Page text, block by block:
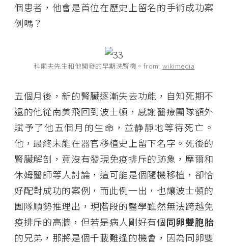
個患者，他會是首位在歷史上留名的手術成功案
例嗎？
科爾夫先生和他開發的早期洗腎機。from: wikimedia
五個月後，新的腎臟逐漸失去功能，自知死期不
遠的他從南美飛回到波士頓，感謝醫療團隊額外
賦予了他五個月的生命，並静靜地等待死亡。
他，最終未能在器官移植史上留下名字。死後的
腎臟解剖，竟沒有發現免疫排斥的跡象，摩爾和
休姆醫師等人討論，這可能是個隨機移植，卻恰
好配對成功的案例，而此例一出，也讓波士頓的
團隊順勢推理出，現階段的醫學雖然無法跨越免
疫排斥的高牆，但若是病人剛好有個同卵雙胞胎
的兄弟，那將是個千載難逢的機會，因為同卵雙